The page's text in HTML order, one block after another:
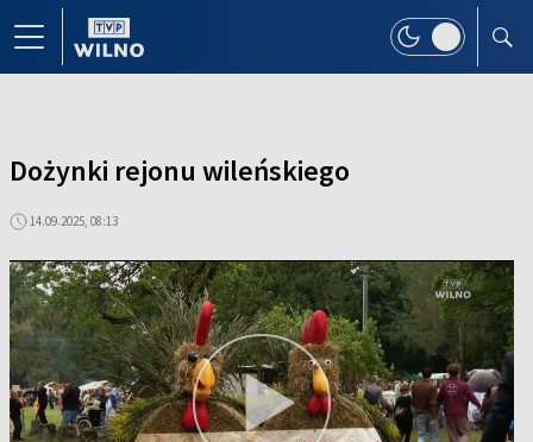
Dożynki rejonu wileńskiego
14.09.2025, 08:13